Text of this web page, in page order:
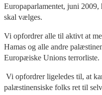
Europaparlamentet, juni
skal vælges.
Vi opfordrer alle til aktivt at
Hamas og alle andre
Europæiske Unions terrorliste.
Vi opfordrer ligeledes til, at
palæstinensiske folks ret til